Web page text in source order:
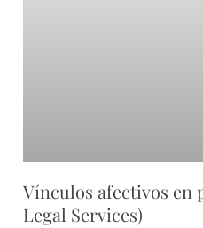
Vínculos afectivos en
Legal Services)